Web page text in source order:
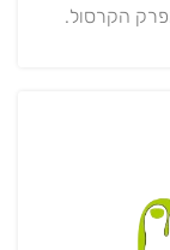
הקרסול.